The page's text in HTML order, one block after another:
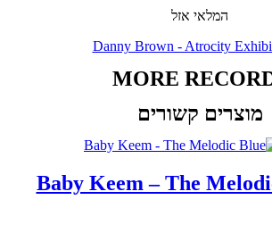
המלאי אזל
MORE
מוצרים קשורים
Baby Keem – The